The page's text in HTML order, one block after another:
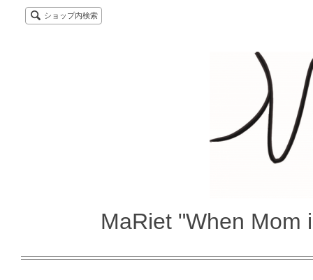
ショップ内検索
MaRiet "When Mom